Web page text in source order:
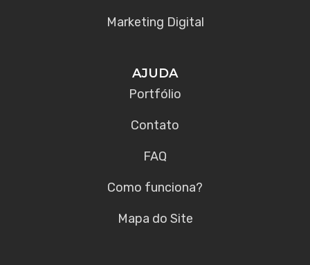
Marketing Digital
AJUDA
Portfólio
Contato
FAQ
Como funciona?
Mapa do Site